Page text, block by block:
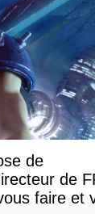
de
de
faire et